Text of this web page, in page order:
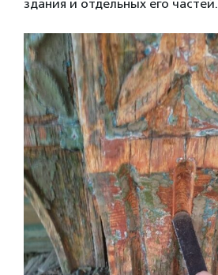
здания и отдельных его частей.